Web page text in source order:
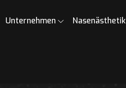
Unternehmen Nasenästhetik